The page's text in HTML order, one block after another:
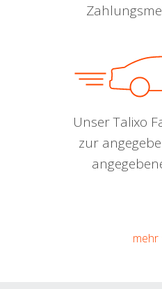
Unser Talixo
zur
mehr